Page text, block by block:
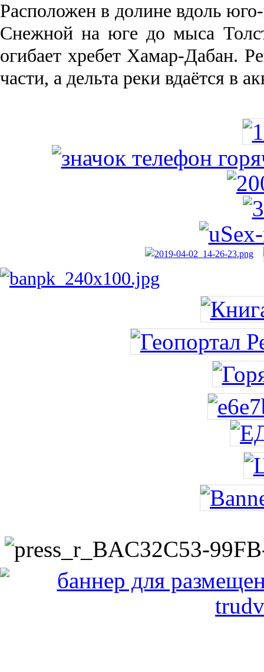
Рас­положен в долине вдоль
Снежной на юге до мыса
огибает хребет Хамар-Дабан.
части, а дельта реки вда­ётся в